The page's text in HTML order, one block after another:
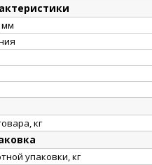
мм
кг
упаковки, кг